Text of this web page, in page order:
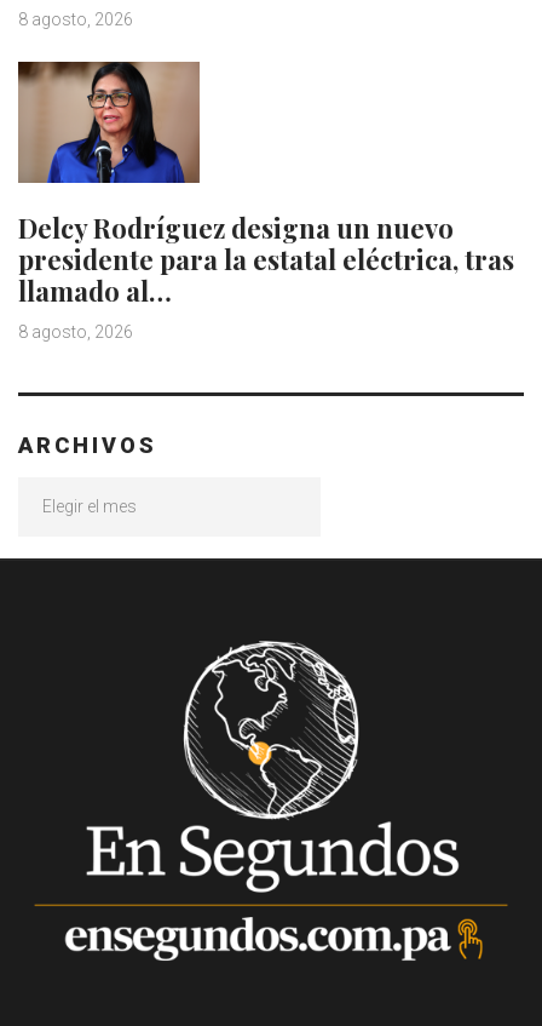
8 agosto, 2026
Delcy Rodríguez designa un nuevo
presidente para la estatal eléctrica, tras
llamado al…
8 agosto, 2026
ARCHIVOS